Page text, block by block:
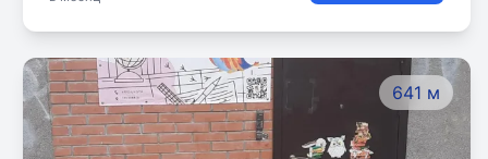
подхода к детям Ш.А.Амонашвили. Все методики
отвечают главным требованиям образования:
оберегают эмоциональное здоровье ребенка и
развивают творческую личность, способную
641 м